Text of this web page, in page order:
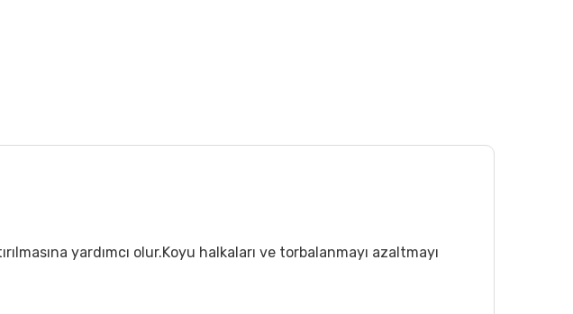
yardımcı olur.Koyu halkaları ve torbalanmayı azaltmayı